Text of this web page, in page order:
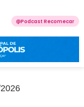
Podcast Recomecar